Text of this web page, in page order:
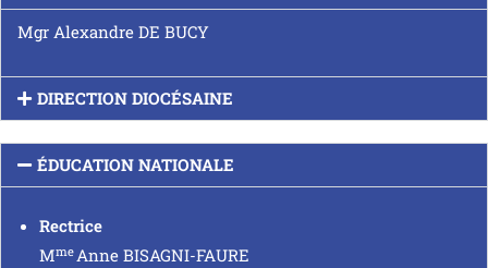
Mgr Alexandre DE BUCY
DIRECTION DIOCÉSAINE
ÉDUCATION NATIONALE
Rectrice
MmeAnne BISAGNI-FAURE